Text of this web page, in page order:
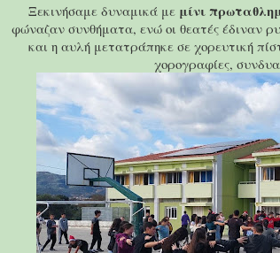
Ξεκινήσαμε δυναμικά με μίνι
φώναζαν συνθήματα, ενώ οι θεατές έδιναν
και η αυλή μετατράπηκε σε χορευτική
χορογραφίες,